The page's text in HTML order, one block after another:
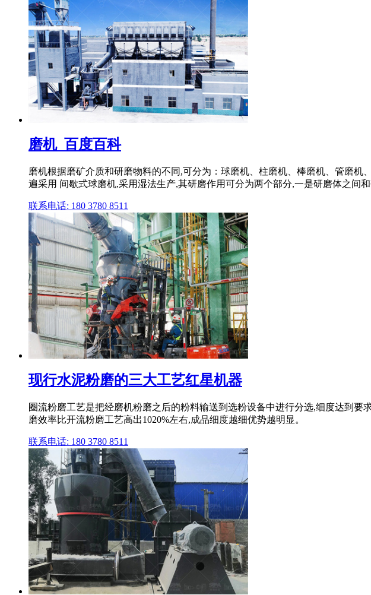
磨机_百度百科
磨机根据磨矿介质和研磨物料的不同,可分为：球磨机、柱磨机、棒磨机、管磨
遍采用 间歇式球磨机,采用湿法生产,其研磨作用可分为两个部分,一是研磨体之间
联系电话: 180 3780 8511
现行水泥粉磨的三大工艺红星机器
圈流粉磨工艺是把经磨机粉磨之后的粉料输送到选粉设备中进行分选,细度达到
磨效率比开流粉磨工艺高出1020%左右,成品细度越细优势越明显。
联系电话: 180 3780 8511